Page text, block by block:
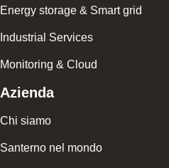
Energy storage & Smart grid
Industrial Services
Monitoring & Cloud
Azienda
Chi siamo
Santerno nel mondo